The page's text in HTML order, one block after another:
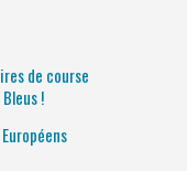
de course
!